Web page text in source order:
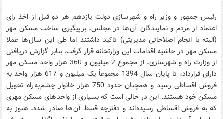
رئیس جمهور و وزیر راه و شهر سازی دولت یازدهم هر دو قبل از اخذ رای
اعتماد از مردم و نمایندگان آن ها در مجلس، بر پیگیری ساخت مسکن مهر
(البته با انجام اصلاحاتی مدیریتی) تاکید داشتند اما طی این سال ها عملا
مسکن مهر در حاشیه اقدامات این وزارتخانه قرار گرفت. بنابر گزارش دریافتی
از وزارت راه و شهرسازی، از مجموع 2 میلیون و 360 هزار واحد مسکن مهر
دارای قرارداد، تا پایان سال 1394 مجموعاً یک میلیون و 617 هزار واحد به
فروش اقساطی رسید و همچنان حدود 750 هزار خانوار چشم به راه تحویل
مسکن خود هستند. این در حالی است که بسیاری از واحد های مسکن مهری
که به فروش اقساطی رسیده اند و دفترچه قسط آن ها صادر شده، هنوز به